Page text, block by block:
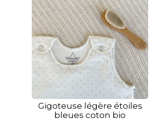
Gigoteuse légère étoiles
bleues coton bio